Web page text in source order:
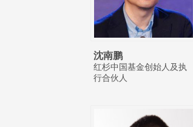
沈南鹏
红杉中国基金创始人及执
行合伙人